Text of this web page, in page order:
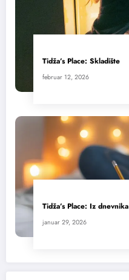
Tidža’s Place: Skladište
februar 12, 2026
Tidža’s Place: Iz dnevnika
januar 29, 2026